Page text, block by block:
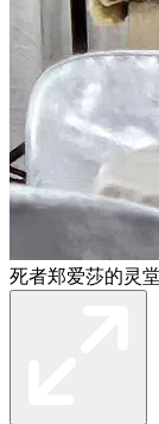
死者郑爱莎的灵